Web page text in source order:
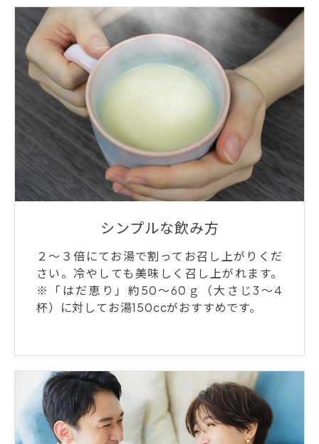
シンプルな飲み方
２～３倍にてお湯で割ってお召し上がりくだ
さい。冷やしても美味しく召し上がれます。
※「はだ恵り」約50～60ｇ（大さじ3～4
杯）に対してお湯150ccがおすすめです。